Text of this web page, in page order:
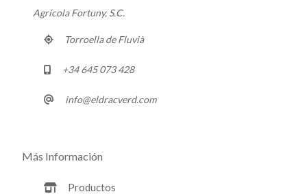
Agrícola Fortuny, S.C.
Torroella de Fluvià
+34 645 073 428
info@eldracverd.com
Más Información
Productos